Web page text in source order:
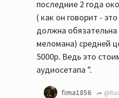
последние 2 года
( как он говорит -
должна
меломана) средней
5000р. Ведь это
аудиосетапа ".
fima1856